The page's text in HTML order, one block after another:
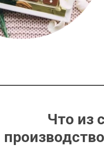
Что из